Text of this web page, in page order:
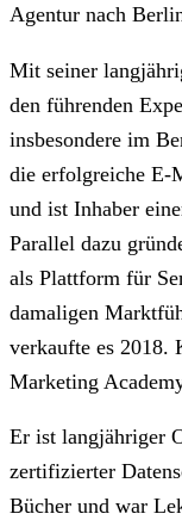
Agentur nach
Mit seiner
den führenden
insbesondere im
die erfolgreiche E-
und ist Inhaber
Parallel dazu
als Plattform für
damaligen
verkaufte es 2018.
Marketing
Er ist langjähriger
zertifizierter
Bücher und war